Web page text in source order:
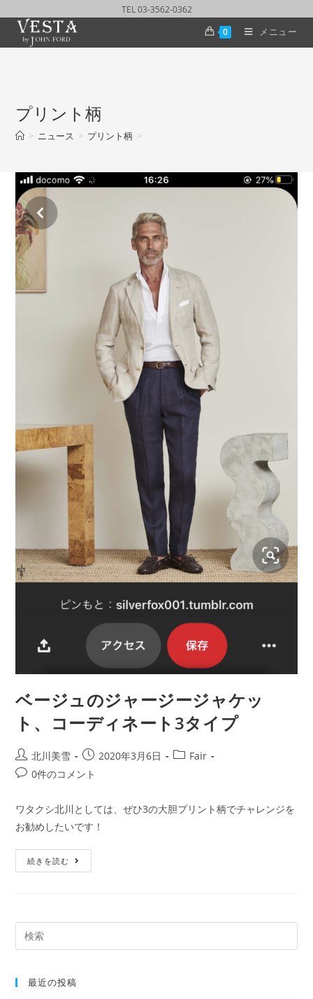
TEL 03-3562-0362
0
メニュー
プリント柄
> ニュース > プリント柄 >
ベージュのジャージージャケッ
ト、コーディネート3タイプ
北川美雪 2020年3月6日
Fair
0件のコメント
ワタクシ北川としては、ぜひ3の大胆プリント柄でチャレンジを
お勧めしたいです！
続きを読む
最近の投稿